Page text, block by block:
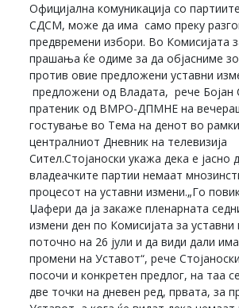
Официјална комуникација со
СДСМ, може да има само преку
предвремени избори. Во Комисијата
прашања ќе одиме за да објасниме
против овие предложени уставни
предложени од Владата, рече Бојан
пратеник од ВМРО-ДПМНЕ на
гостување во Тема на денот во
централниот Дневник на телевизија
Сител.Стојаноски укажа дека е јасно
владеачките партии немаат
процесот на уставни измени.„Го
Џафери да ја закаже пленарната
измени ден по Комисијата за
поточно на 26 јули и да види дали
промени на Уставот“, рече
посочи и конкретен предлог, на таа
две точки на дневен ред, првата, за